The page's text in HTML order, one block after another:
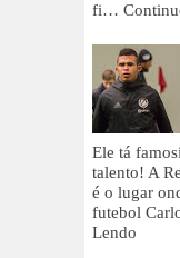
fi…
Ele tá
talento! A
é o lugar
futebol
Lendo